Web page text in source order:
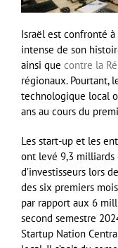
Israël est confronté
intense de son
ainsi que contre la
régionaux. Pourtant,
technologique local
ans au cours du
Les start-up et les
ont levé 9,3 milliards
d’investisseurs lors
des six premiers
par rapport aux 6
second semestre
Startup Nation